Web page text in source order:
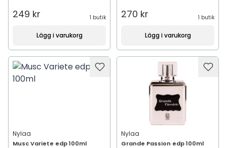
249 kr 1 butik
Lägg i varukorg
270 kr 1 butik
Lägg i varukorg
Nylaa
Musc Variete edp 100ml
Nylaa
Grande Passion edp 100ml